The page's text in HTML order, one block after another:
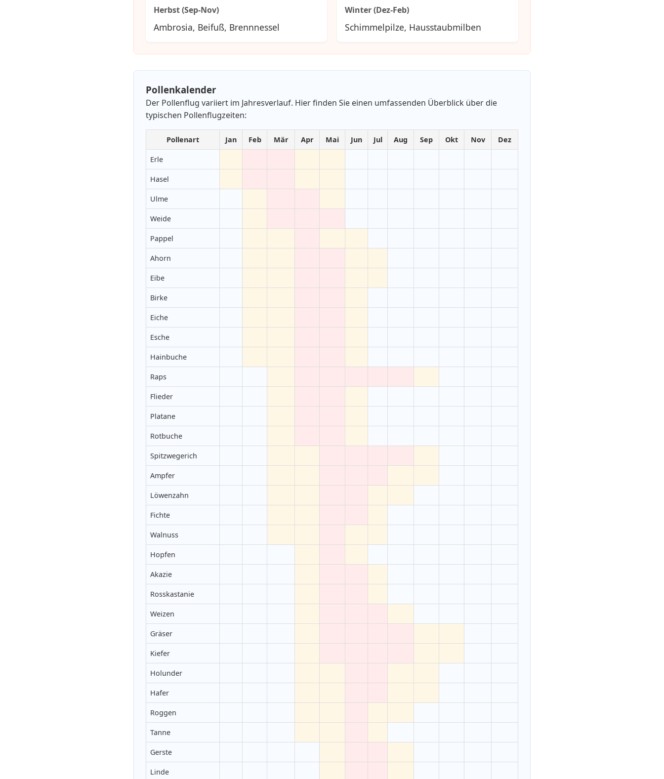
Herbst (Sep-Nov)
Ambrosia, Beifuß, Brennnessel
Winter (Dez-Feb)
Schimmelpilze, Hausstaubmilben
Pollenkalender
Der Pollenflug variiert im Jahresverlauf. Hier finden Sie einen umfassenden Überblick über die
typischen Pollenflugzeiten:
Pollenart Jan Feb Mär Apr Mai Jun Jul Aug Sep Okt Nov Dez
Erle
Hasel
Ulme
Weide
Pappel
Ahorn
Eibe
Birke
Eiche
Esche
Hainbuche
Raps
Flieder
Platane
Rotbuche
Spitzwegerich
Ampfer
Löwenzahn
Fichte
Walnuss
Hopfen
Akazie
Rosskastanie
Weizen
Gräser
Kiefer
Holunder
Hafer
Roggen
Tanne
Gerste
Linde